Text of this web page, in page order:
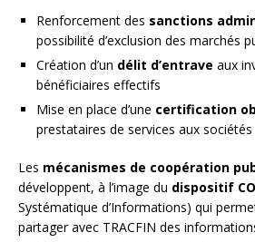
Renforcement des sanctions
possibilité d’exclusion des marchés
Création d’un délit d’entrave aux
bénéficiaires effectifs
Mise en place d’une certification
prestataires de services aux sociétés
Les mécanismes de coopération
développent, à l’image du dispositif
Systématique d’Informations) qui
partager avec TRACFIN des